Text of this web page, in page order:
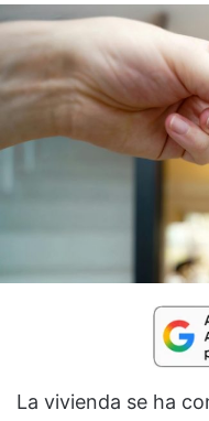
La vivienda se ha